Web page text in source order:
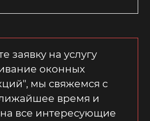
заявку на услугу
оконных
мы свяжемся с
время и
все интересующие